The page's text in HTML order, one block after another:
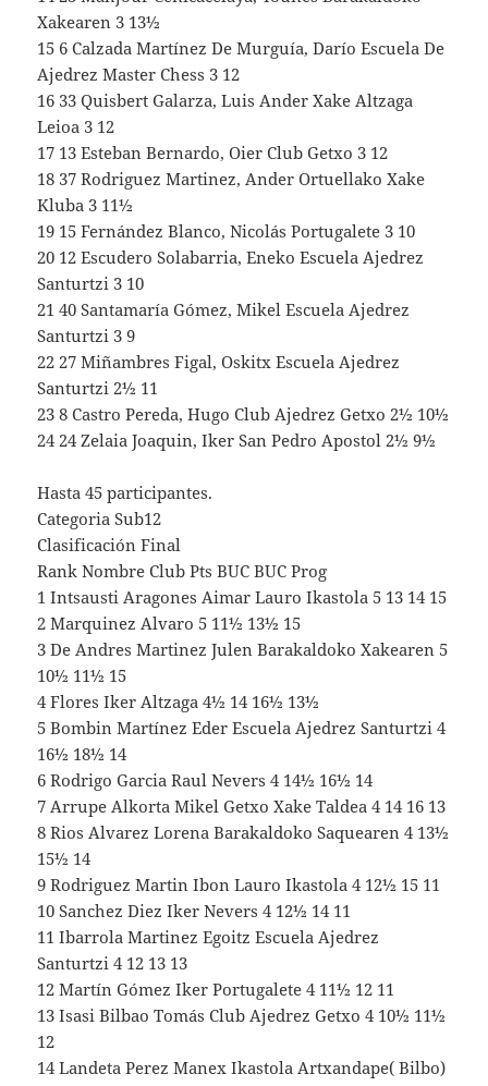
Xakearen 3 13½
15 6 Calzada Martínez De Murguía, Darío Escuela De
Ajedrez Master Chess 3 12
16 33 Quisbert Galarza, Luis Ander Xake Altzaga
Leioa 3 12
17 13 Esteban Bernardo, Oier Club Getxo 3 12
18 37 Rodriguez Martinez, Ander Ortuellako Xake
Kluba 3 11½
19 15 Fernández Blanco, Nicolás Portugalete 3 10
20 12 Escudero Solabarria, Eneko Escuela Ajedrez
Santurtzi 3 10
21 40 Santamaría Gómez, Mikel Escuela Ajedrez
Santurtzi 3 9
22 27 Miñambres Figal, Oskitx Escuela Ajedrez
Santurtzi 2½ 11
23 8 Castro Pereda, Hugo Club Ajedrez Getxo 2½ 10½
24 24 Zelaia Joaquin, Iker San Pedro Apostol 2½ 9½
Hasta 45 participantes.
Categoria Sub12
Clasificación Final
Rank Nombre Club Pts BUC BUC Prog
1 Intsausti Aragones Aimar Lauro Ikastola 5 13 14 15
2 Marquinez Alvaro 5 11½ 13½ 15
3 De Andres Martinez Julen Barakaldoko Xakearen 5
10½ 11½ 15
4 Flores Iker Altzaga 4½ 14 16½ 13½
5 Bombin Martínez Eder Escuela Ajedrez Santurtzi 4
16½ 18½ 14
6 Rodrigo Garcia Raul Nevers 4 14½ 16½ 14
7 Arrupe Alkorta Mikel Getxo Xake Taldea 4 14 16 13
8 Rios Alvarez Lorena Barakaldoko Saquearen 4 13½
15½ 14
9 Rodriguez Martin Ibon Lauro Ikastola 4 12½ 15 11
10 Sanchez Diez Iker Nevers 4 12½ 14 11
11 Ibarrola Martinez Egoitz Escuela Ajedrez
Santurtzi 4 12 13 13
12 Martín Gómez Iker Portugalete 4 11½ 12 11
13 Isasi Bilbao Tomás Club Ajedrez Getxo 4 10½ 11½
12
14 Landeta Perez Manex Ikastola Artxandape( Bilbo)